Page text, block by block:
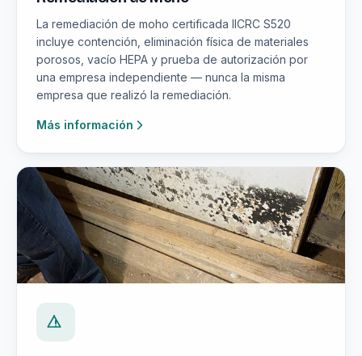
La remediación de moho certificada IICRC S520
incluye contención, eliminación física de materiales
porosos, vacío HEPA y prueba de autorización por
una empresa independiente — nunca la misma
empresa que realizó la remediación.
Más información